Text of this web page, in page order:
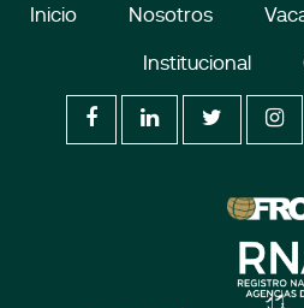
Inicio Nosotros
Institucional